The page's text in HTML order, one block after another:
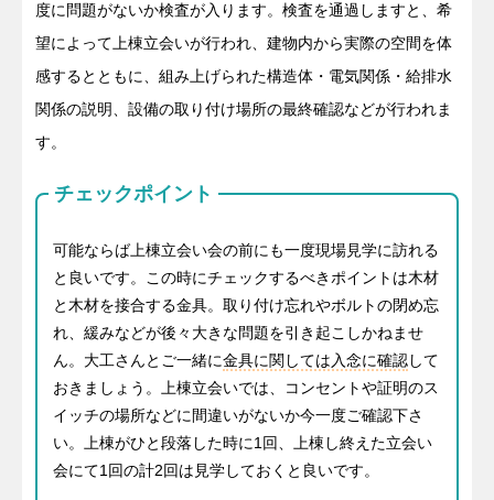
度に問題がないか検査が入ります。検査を通過しますと、希
望によって上棟立会いが行われ、建物内から実際の空間を体
感するとともに、組み上げられた構造体・電気関係・給排水
関係の説明、設備の取り付け場所の最終確認などが行われま
す。
チェックポイント
可能ならば上棟立会い会の前にも一度現場見学に訪れる
と良いです。この時にチェックするべきポイントは木材
と木材を接合する金具。取り付け忘れやボルトの閉め忘
れ、緩みなどが後々大きな問題を引き起こしかねませ
ん。大工さんとご一緒に金具に関しては入念に確認して
おきましょう。上棟立会いでは、コンセントや証明のス
イッチの場所などに間違いがないか今一度ご確認下さ
い。上棟がひと段落した時に1回、上棟し終えた立会い
会にて1回の計2回は見学しておくと良いです。